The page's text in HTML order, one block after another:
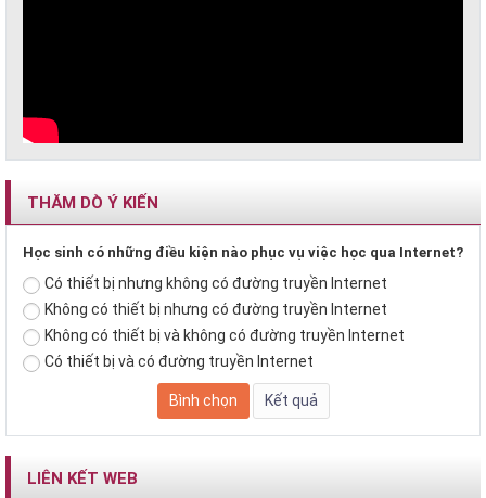
THĂM DÒ Ý KIẾN
Học sinh có những điều kiện nào phục vụ việc học qua Internet?
Có thiết bị nhưng không có đường truyền Internet
Không có thiết bị nhưng có đường truyền Internet
Không có thiết bị và không có đường truyền Internet
Có thiết bị và có đường truyền Internet
LIÊN KẾT WEB